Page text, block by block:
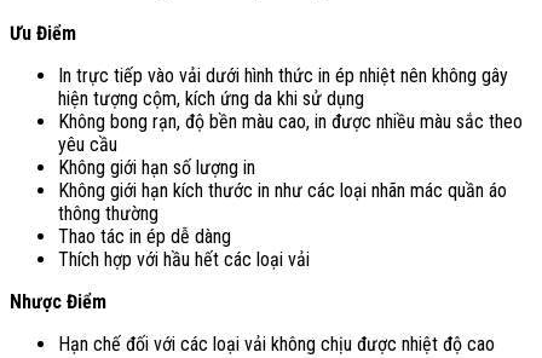
Ưu Điểm
In trực tiếp vào vải dưới hình thức in ép nhiệt nên không gây
hiện tượng cộm, kích ứng da khi sử dụng
Không bong rạn, độ bền màu cao, in được nhiều màu sắc theo
yêu cầu
Không giới hạn số lượng in
Không giới hạn kích thước in như các loại nhãn mác quần áo
thông thường
Thao tác in ép dễ dàng
Thích hợp với hầu hết các loại vải
Nhược Điểm
Hạn chế đối với các loại vải không chịu được nhiệt độ cao